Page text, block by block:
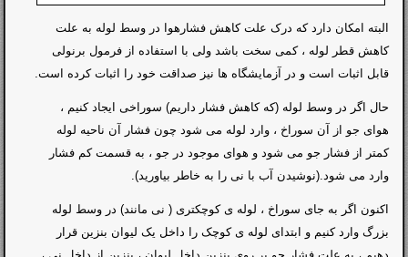
البته امکان دارد که درک علت کاهش فشارهوا در وسط لوله به علت
کاهش قطر لوله ، کمی سخت باشد ولی با استفاده از فرمول برنولی
قابل اثبات است و در آزمایشگاه ها نیز صداقت خود را اثبات کرده است.
حال اگر در وسط لوله (که کاهش فشار داریم) سوراخی ایجاد کنیم ،
هوای جو از آن سوراخ ، وارد لوله می شود چون فشار آن ناحیه لوله
کمتر از فشار جو می شود و هوای موجود در جو ، به قسمت کم فشار
وارد می شود.(نوشیدن آب با نی را به خاطر بیاورید).
اکنون اگر به جای سوراخ ، لوله ی کوچکتری ( نی مانند) در وسط لوله
بزرگ وارد کنیم و ابتدای لوله ی کوچک را داخل یک لیوان بنزین قرار